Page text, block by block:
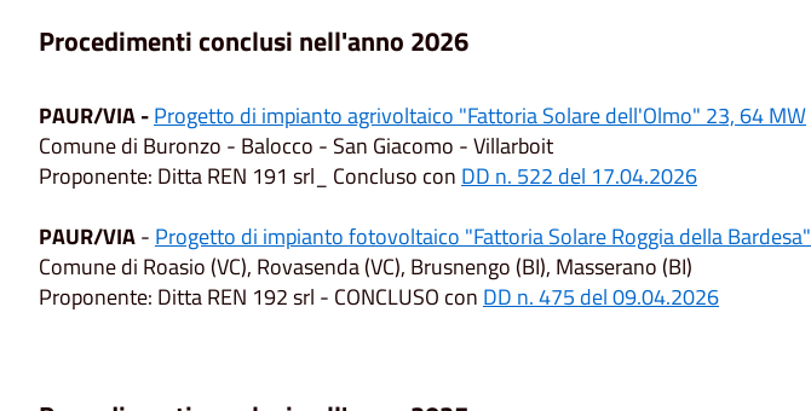
Procedimenti conclusi nell'anno 2026
PAUR/VIA -Progetto di impianto agrivoltaico "Fattoria Solare dell'Olmo" 23, 64 MW
Comune di Buronzo - Balocco - San Giacomo - Villarboit
Proponente: Ditta REN 191 srl_ Concluso con DD n. 522 del 17.04.2026
PAUR/VIA- Progetto di impianto fotovoltaico "Fattoria Solare Roggia della Bardesa"
Comune di Roasio (VC), Rovasenda (VC), Brusnengo (BI), Masserano (BI)
Proponente: Ditta REN 192 srl - CONCLUSO con DD n. 475 del 09.04.2026